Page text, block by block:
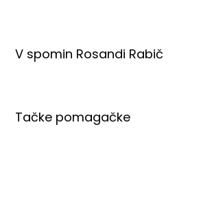
V spomin Rosandi Rabič
Tačke pomagačke